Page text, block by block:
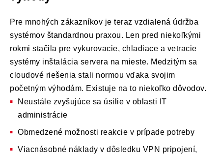
Pre mnohých zákazníkov je teraz vzdialená údržba
systémov štandardnou praxou. Len pred niekoľkými
rokmi stačila pre vykurovacie, chladiace a vetracie
systémy inštalácia servera na mieste. Medzitým sa
cloudové riešenia stali normou vďaka svojim
početným výhodám. Existuje na to niekoľko dôvodov.
Neustále zvyšujúce sa úsilie v oblasti IT
administrácie
Obmedzené možnosti reakcie v prípade potreby
Viacnásobné náklady v dôsledku VPN pripojení,